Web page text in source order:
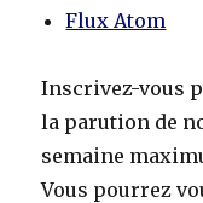
Flux Atom
Inscrivez-vous
la parution de
semaine
Vous pourrez